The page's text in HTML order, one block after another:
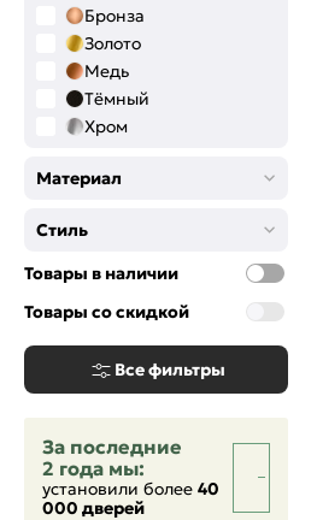
Бронза
Золото
Медь
Тёмный
Хром
Материал
Стиль
Товары в наличии
Товары со скидкой
Все фильтры
За последние
2 года мы:
установили более 40
000 дверей